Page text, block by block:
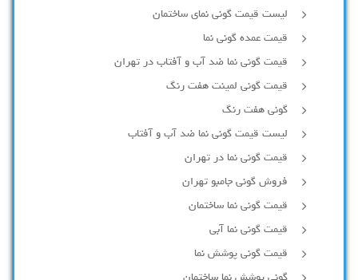
لیست قیمت گونی نمای ساختمان
قیمت عمده گونی نما
قیمت گونی نما ضد آب و آفتاب در تهران
قیمت گونی لمینت هفت رنگ
گونی هفت رنگ
لیست قیمت گونی نما ضد آب و آفتاب
قیمت گونی نما در تهران
فروش گونی جامبو تهران
قیمت گونی نما ساختمان
قیمت گونی نما آبی
قیمت گونی پوشش نما